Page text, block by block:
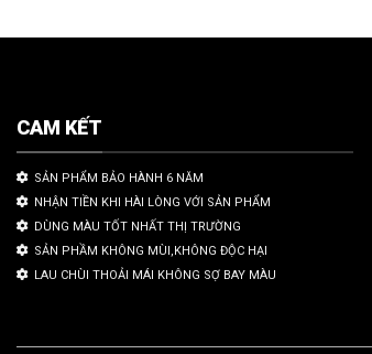
CAM KẾT
SẢN PHẨM BẢO HÀNH 6 NĂM
NHẬN TIỀN KHI HÀI LÒNG VỚI SẢN PHẨM
DÙNG MÀU TỐT NHẤT THỊ TRƯỜNG
SẢN PHẦM KHÔNG MÙI,KHÔNG ĐỘC HẠI
LAU CHÙI THOẢI MÁI KHÔNG SỢ BAY MÀU